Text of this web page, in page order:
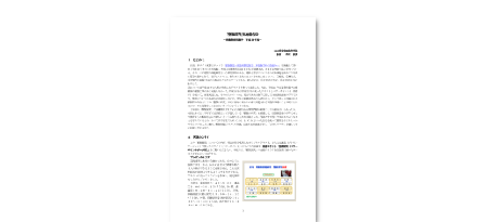
題を題材にとって，整数について考察をし
てみる。※文中の数式は，「Tosho数式エデ
ィタ」で作成されています。ワード文書で数
式を正しく表示するためには，「Tosho数式
エディタ」が導入されていることが必要で
す。無償ダウンロードはこちら→無償ダウン